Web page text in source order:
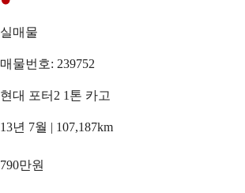
실매물
매물번호: 239752
현대 포터2 1톤 카고
13년 7월 | 107,187km
790만원